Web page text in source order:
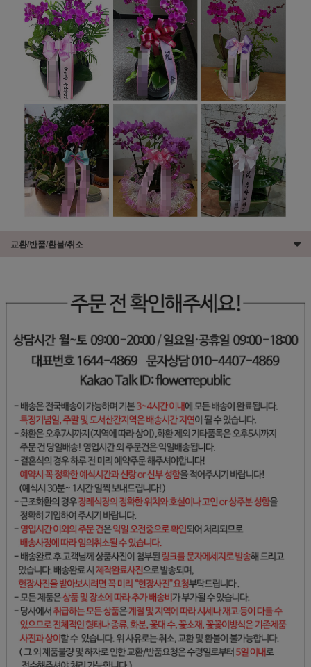
교환/반품/환불/취소